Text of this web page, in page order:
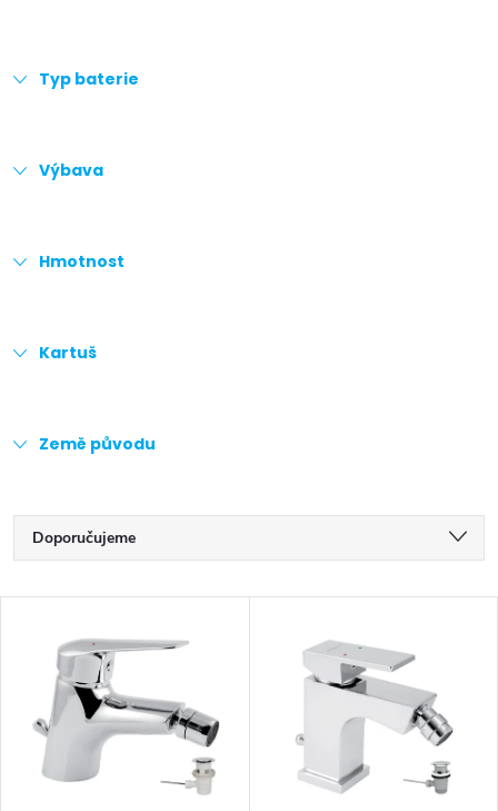
Typ baterie
Výbava
Hmotnost
Kartuš
Země původu
Ř
a
n
Doporučujeme
Nejprodávanější
Abecedně
p